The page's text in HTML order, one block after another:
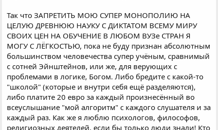
Так что ЗАПРЕТИТЬ МОЮ СУПЕР МОНОПОЛИЮ НА
ЦЕЛУЮ ДРЕВНЮЮ НАУКУ С ДИКТАТОМ ВСЕМУ МИРУ
СВОИХ ЦЕН НА ОБУЧЕНИЕ В ЛЮБОМ ВУЗе СТРАН Я
МОГУ С ЛЁГКОСТЬЮ, пока не буду признан абсолютным
большинством человечества супер учёным, сравнимый
с сотней Эйнштейнов, или же, для верующих с
проблемами в логике, Богом. Либо бредите с какой-то
"школой" (которые и внутри себя ещё разделяются),
либо платите 20 евро за каждый произнесённый во
всеуслышание "мой алгоритм" с каждого слушателя и за
каждый раз. Как же я люблю психологов, философов,
религиозных деятелей, если бы только люди знали! Кто